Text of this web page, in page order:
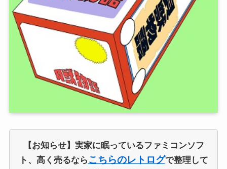
【お知らせ】実家に眠っているファミコンソフ
ト、高く売るなら こちらのレトログで整理して